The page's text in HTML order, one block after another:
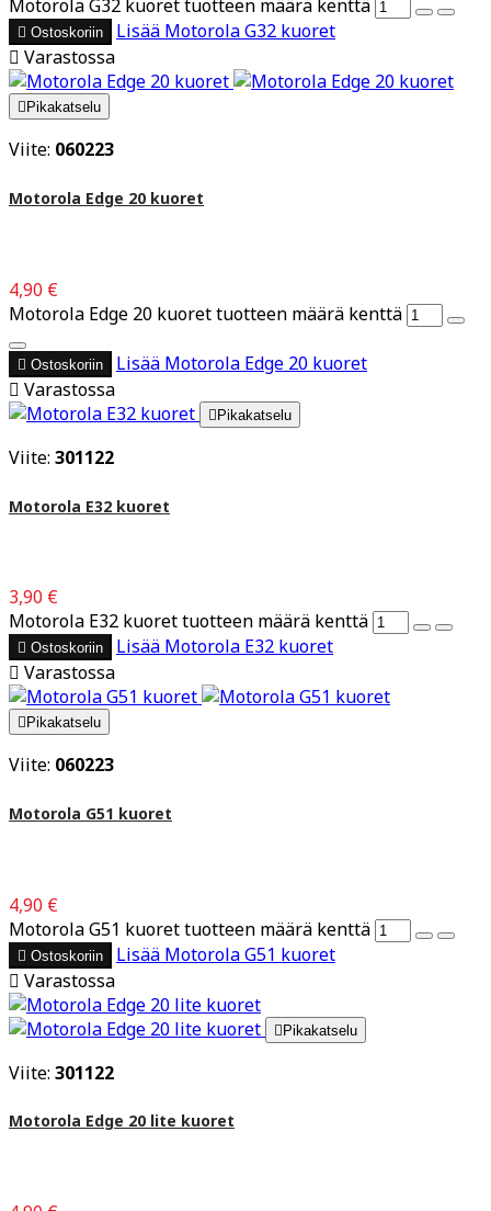
Motorola G32 kuoret tuotteen määrä kenttä
 Ostoskoriin Lisää Motorola G32 kuoret
 Varastossa
 Pikakatselu
Viite: 060223
Motorola Edge 20 kuoret
4,90 €
Motorola Edge 20 kuoret tuotteen määrä kenttä
 Ostoskoriin Lisää Motorola Edge 20 kuoret
 Varastossa
 Pikakatselu
Viite: 301122
Motorola E32 kuoret
3,90 €
Motorola E32 kuoret tuotteen määrä kenttä
 Ostoskoriin Lisää Motorola E32 kuoret
 Varastossa
 Pikakatselu
Viite: 060223
Motorola G51 kuoret
4,90 €
Motorola G51 kuoret tuotteen määrä kenttä
 Ostoskoriin Lisää Motorola G51 kuoret
 Varastossa
 Pikakatselu
Viite: 301122
Motorola Edge 20 lite kuoret